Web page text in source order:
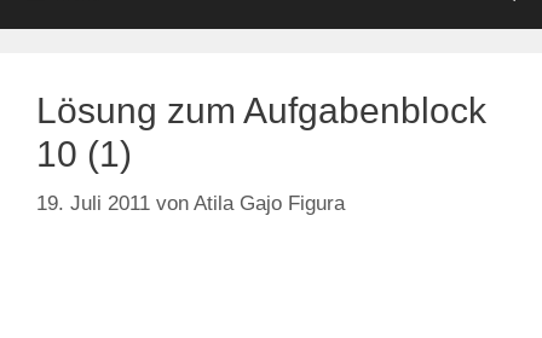
Lösung zum Aufgabenblock
10 (1)
19. Juli 2011 von Atila Gajo Figura